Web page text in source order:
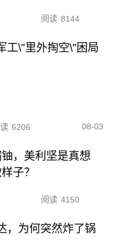
阅读 8144
工\"里外掏空\"困局
6206 08-03
，美利坚是真想
子？
阅读 4150
，为何突然炸了锅